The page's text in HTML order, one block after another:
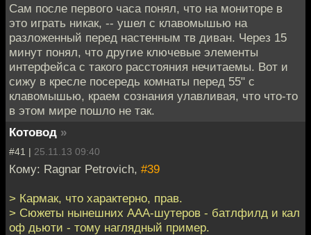
Сам после первого часа понял, что на мониторе в
это играть никак, -- ушел с клавомышью на
разложенный перед настенным тв диван. Через 15
минут понял, что другие ключевые элементы
интерфейса с такого расстояния нечитаемы. Вот и
сижу в кресле посередь комнаты перед 55" с
клавомышью, краем сознания улавливая, что что-то
в этом мире пошло не так.
Котовод »
#41 | 25.11.13 09:40
Кому: Ragnar Petrovich, #39
> Кармак, что характерно, прав.
> Сюжеты нынешних ААА-шутеров - батлфилд и кал
оф дьюти - тому наглядный пример.